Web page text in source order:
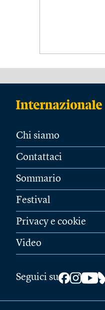
Chi siamo
Contattaci
Sommario
Festival
Privacy e cookie
Video
Seguici su